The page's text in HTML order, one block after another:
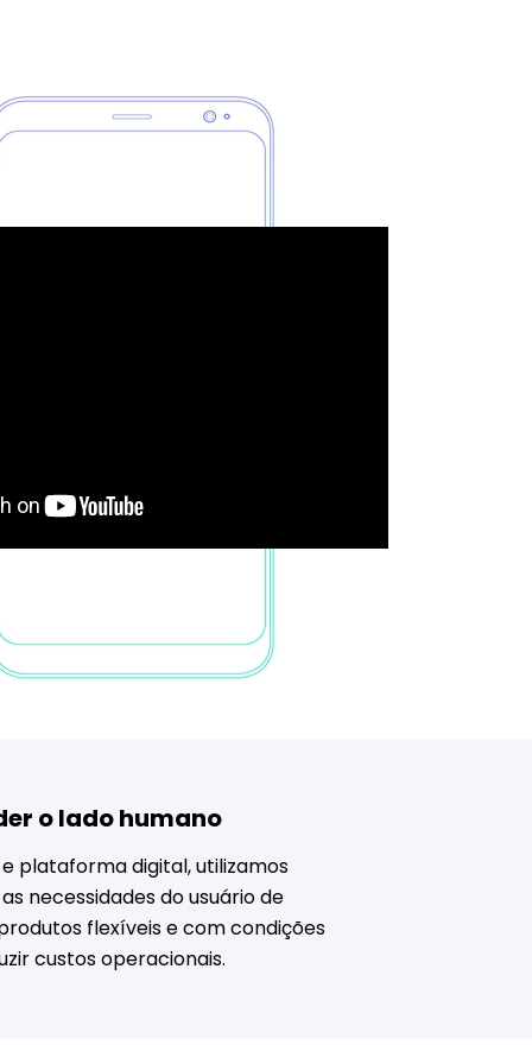
o lado humano
plataforma digital, utilizamos
necessidades do usuário de
flexíveis e com condições
custos operacionais.